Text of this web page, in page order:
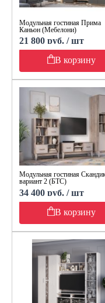
Модульная гостиная Прима
Каньон (Мебелони)
21 800 руб. / шт
В корзину
Модульная гостиная
вариант 2 (БТС)
34 400 руб. / шт
В корзину